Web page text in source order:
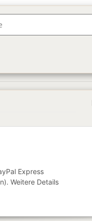
Express
Weitere Details